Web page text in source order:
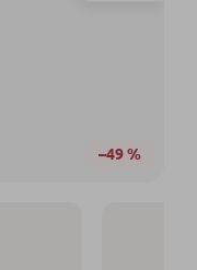
–49 %